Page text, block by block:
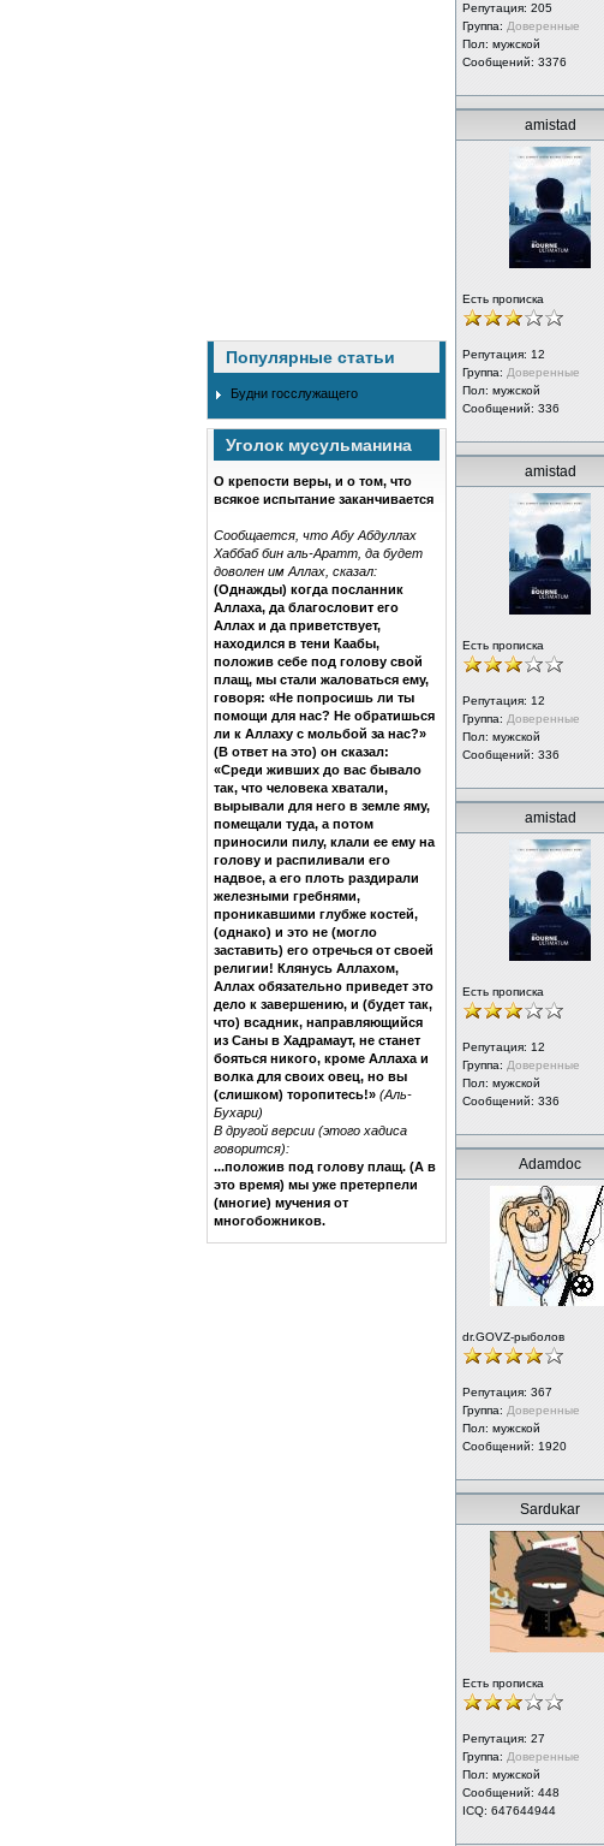
Популярные статьи
Будни госслужащего
Уголок мусульманина
О крепости веры, и о том, что
всякое испытание заканчивается
Сообщается, что Абу Абдуллах
Хаббаб бин аль-Аратт, да будет
доволен им Аллах, сказал:
(Однажды) когда посланник
Аллаха, да благословит его
Аллах и да приветствует,
находился в тени Каабы,
положив себе под голову свой
плащ, мы стали жаловаться ему,
говоря: «Не попросишь ли ты
помощи для нас? Не обратишься
ли к Аллаху с мольбой за нас?»
(В ответ на это) он сказал:
«Среди живших до вас бывало
так, что человека хватали,
вырывали для него в земле яму,
помещали туда, а потом
приносили пилу, клали ее ему на
голову и распиливали его
надвое, а его плоть раздирали
железными гребнями,
проникавшими глубже костей,
(однако) и это не (могло
заставить) его отречься от своей
религии! Клянусь Аллахом,
Аллах обязательно приведет это
дело к завершению, и (будет так,
что) всадник, направляющийся
из Саны в Хадрамаут, не станет
бояться никого, кроме Аллаха и
волка для своих овец, но вы
(слишком) торопитесь!» (Аль-
Бухари)
В другой версии (этого хадиса
говорится):
...положив под голову плащ. (А в
это время) мы уже претерпели
(многие) мучения от
многобожников.
Репутация: 205
Группа: Доверенные
Пол: мужской
Сообщений: 3376
amistad
Есть прописка
Репутация: 12
Группа: Доверенные
Пол: мужской
Сообщений: 336
amistad
Есть прописка
Репутация: 12
Группа: Доверенные
Пол: мужской
Сообщений: 336
amistad
Есть прописка
Репутация: 12
Группа: Доверенные
Пол: мужской
Сообщений: 336
Adamdoc
dr.GOVZ-рыболов
Репутация: 367
Группа: Доверенные
Пол: мужской
Сообщений: 1920
Sardukar
Есть прописка
Репутация: 27
Группа: Доверенные
Пол: мужской
Сообщений: 448
ICQ: 647644944